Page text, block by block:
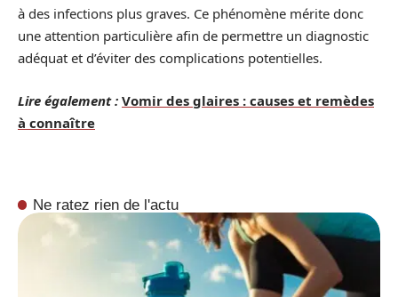
à des infections plus graves. Ce phénomène mérite donc
une attention particulière afin de permettre un diagnostic
adéquat et d’éviter des complications potentielles.
Lire également : Vomir des glaires : causes et remèdes
à connaître
Ne ratez rien de l'actu